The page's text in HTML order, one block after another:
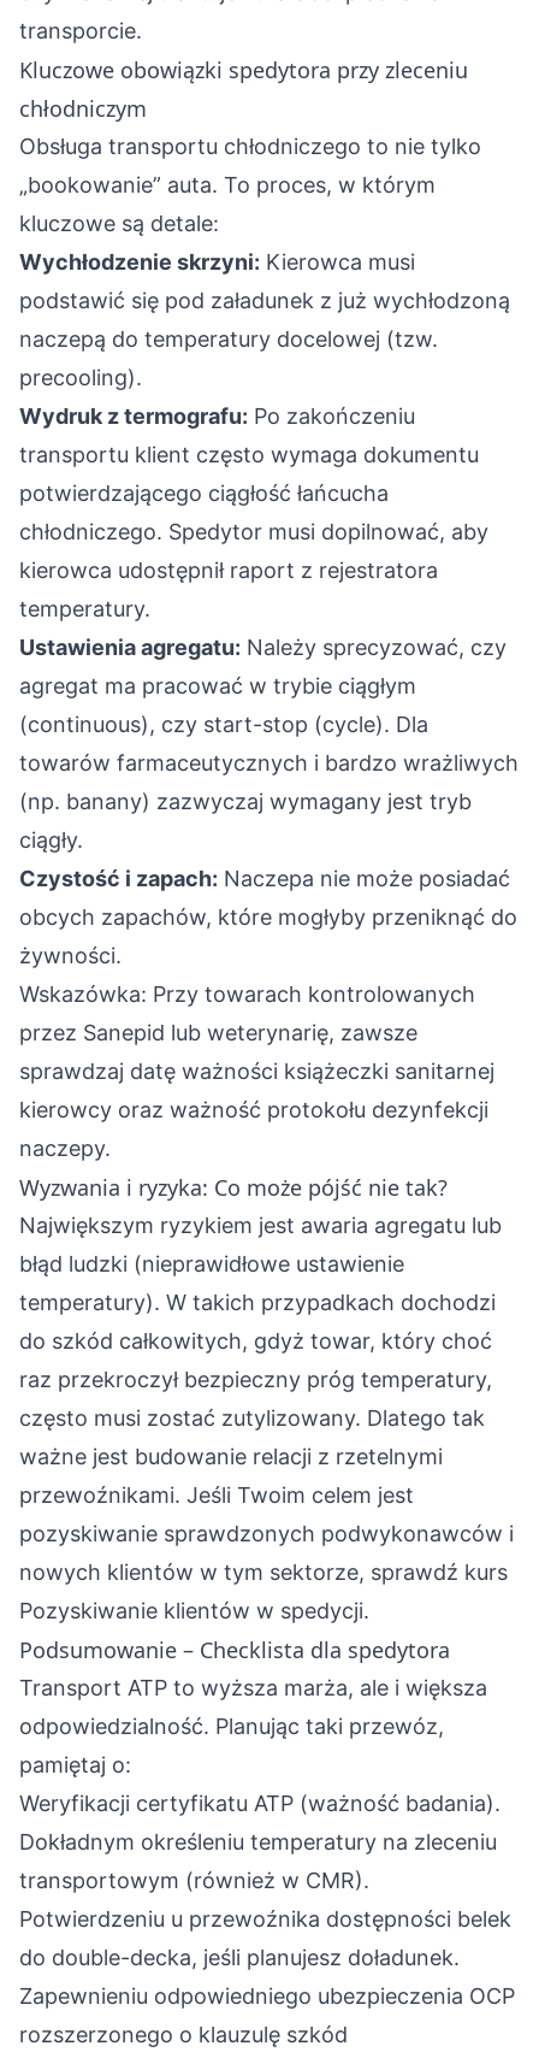
transporcie.
Kluczowe obowiązki spedytora przy zleceniu
chłodniczym
Obsługa transportu chłodniczego to nie tylko
„bookowanie” auta. To proces, w którym
kluczowe są detale:
Wychłodzenie skrzyni: Kierowca musi
podstawić się pod załadunek z już wychłodzoną
naczepą do temperatury docelowej (tzw.
precooling).
Wydruk z termografu: Po zakończeniu
transportu klient często wymaga dokumentu
potwierdzającego ciągłość łańcucha
chłodniczego. Spedytor musi dopilnować, aby
kierowca udostępnił raport z rejestratora
temperatury.
Ustawienia agregatu: Należy sprecyzować, czy
agregat ma pracować w trybie ciągłym
(continuous), czy start-stop (cycle). Dla
towarów farmaceutycznych i bardzo wrażliwych
(np. banany) zazwyczaj wymagany jest tryb
ciągły.
Czystość i zapach: Naczepa nie może posiadać
obcych zapachów, które mogłyby przeniknąć do
żywności.
Wskazówka: Przy towarach kontrolowanych
przez Sanepid lub weterynarię, zawsze
sprawdzaj datę ważności książeczki sanitarnej
kierowcy oraz ważność protokołu dezynfekcji
naczepy.
Wyzwania i ryzyka: Co może pójść nie tak?
Największym ryzykiem jest awaria agregatu lub
błąd ludzki (nieprawidłowe ustawienie
temperatury). W takich przypadkach dochodzi
do szkód całkowitych, gdyż towar, który choć
raz przekroczył bezpieczny próg temperatury,
często musi zostać zutylizowany. Dlatego tak
ważne jest budowanie relacji z rzetelnymi
przewoźnikami. Jeśli Twoim celem jest
pozyskiwanie sprawdzonych podwykonawców i
nowych klientów w tym sektorze, sprawdź kurs
Pozyskiwanie klientów w spedycji.
Podsumowanie – Checklista dla spedytora
Transport ATP to wyższa marża, ale i większa
odpowiedzialność. Planując taki przewóz,
pamiętaj o:
Weryfikacji certyfikatu ATP (ważność badania).
Dokładnym określeniu temperatury na zleceniu
transportowym (również w CMR).
Potwierdzeniu u przewoźnika dostępności belek
do double-decka, jeśli planujesz doładunek.
Zapewnieniu odpowiedniego ubezpieczenia OCP
rozszerzonego o klauzulę szkód